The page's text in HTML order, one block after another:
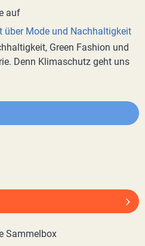
über Mode und Nachhaltigkeit
Green Fashion und
Denn Klimaschutz geht uns